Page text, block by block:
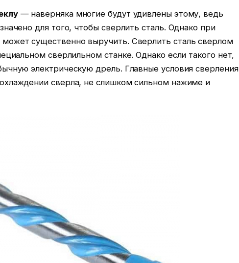
— наверняка многие будут удивлены этому, ведь
для того, чтобы сверлить сталь. Однако при
существенно выручить. Сверлить сталь сверлом
сверлильном станке. Однако если такого нет,
электрическую дрель. Главные условия сверления
сверла, не слишком сильном нажиме и